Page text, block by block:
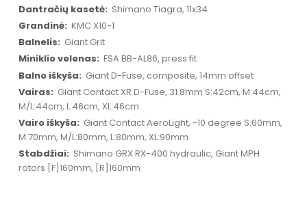
Shimano Tiagra, 11x34
KMC X10-1
Giant Grit
FSA BB-AL86, press fit
Giant D-Fuse, composite, 14mm offset
Giant Contact XR D-Fuse, 31.8mm S:42cm, M:44cm,
M/L:44cm, L:46cm, XL:46cm
Giant Contact AeroLight, -10 degree S:60mm,
M:70mm, M/L:80mm, L:80mm, XL:90mm
Shimano GRX RX-400 hydraulic, Giant MPH
rotors [F]160mm, [R]160mm